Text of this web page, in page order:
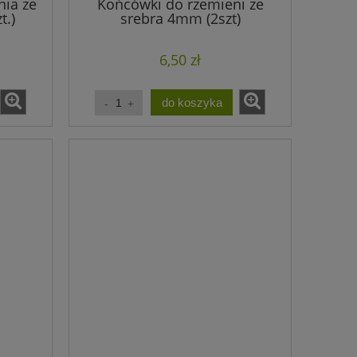
Cena regularna:0,90 zł
do koszyka
ze Końcówki do rzemieni ze
srebra 4mm (2szt)
6,50 zł
do koszyka